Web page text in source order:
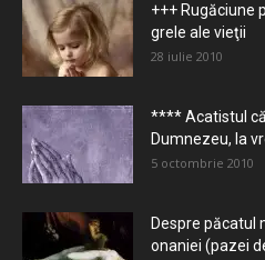
+++ Rugăciune
grele ale vieţii
28 iulie 2010
**** Acatistul
Dumnezeu, la
5 octombrie 2010
Despre păcatul
onaniei (pazei